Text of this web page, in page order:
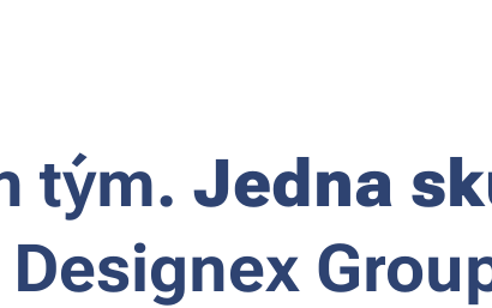
tým. Jedna
Designex